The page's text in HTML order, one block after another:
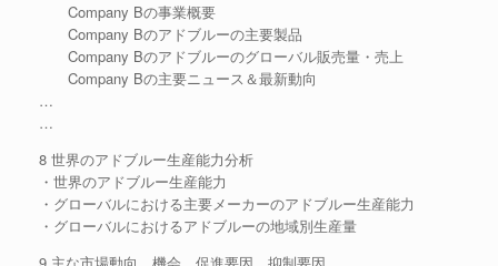
Company Bの事業概要
Company Bのアドブルーの主要製品
Company Bのアドブルーのグローバル販売量・売上
Company Bの主要ニュース＆最新動向
…
…
8 世界のアドブルー生産能力分析
・世界のアドブルー生産能力
・グローバルにおける主要メーカーのアドブルー生産能力
・グローバルにおけるアドブルーの地域別生産量
9 主な市場動向、機会、促進要因、抑制要因